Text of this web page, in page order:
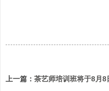
上一篇： 茶艺师培训班将于8月8